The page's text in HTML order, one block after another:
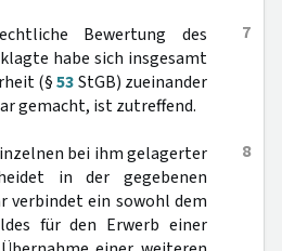
7
Bewertung des
habe sich insgesamt
(§53StGB) zueinander
gemacht, ist zutreffend.
8
bei ihm gelagerter
in der gegebenen
verbindet ein sowohl dem
für den Erwerb einer